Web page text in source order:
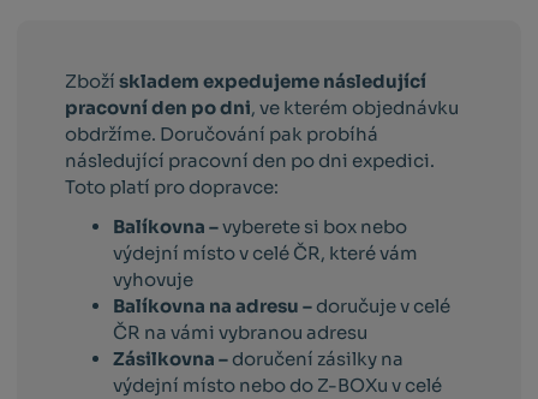
Zbožískladem expedujeme následující
pracovní den po dni, ve kterém objednávku
obdržíme. Doručování pak probíhá
následující pracovní den po dni expedici.
Toto platí pro dopravce:
Balíkovna –vyberete si box nebo
výdejní místo v celé ČR, které vám
vyhovuje
Balíkovna na adresu – doručuje v celé
ČR na vámi vybranou adresu
Zásilkovna – doručení zásilky na
výdejní místo nebo do Z-BOXu v celé